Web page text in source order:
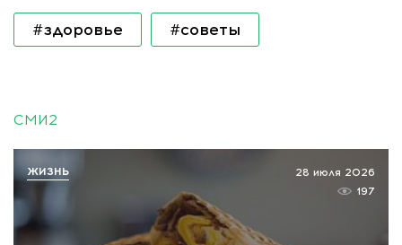
#здоровье #советы
СМИ2
28 июля 2026
197
ЖИЗНЬ